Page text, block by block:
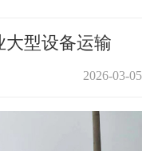
大型设备运输
2026-03-05